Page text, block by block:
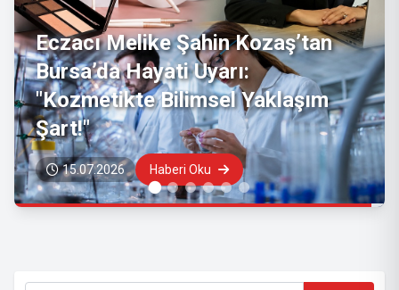
Sağlık
Bakanlığı'ndan "hantavirüs"
vakalarına ilişkin açıklama
08.05.2026 Haberi Oku